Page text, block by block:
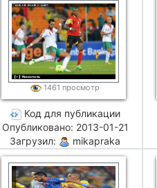
1461 просмотр
Код для публикации
Опубликовано: 2013-01-21
Загрузил:
mikapraka